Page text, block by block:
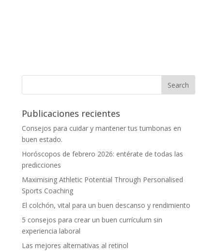
Publicaciones recientes
Consejos para cuidar y mantener tus tumbonas en
buen estado.
Horóscopos de febrero 2026: entérate de todas las
predicciones
Maximising Athletic Potential Through Personalised
Sports Coaching
El colchón, vital para un buen descanso y rendimiento
5 consejos para crear un buen currículum sin
experiencia laboral
Las mejores alternativas al retinol